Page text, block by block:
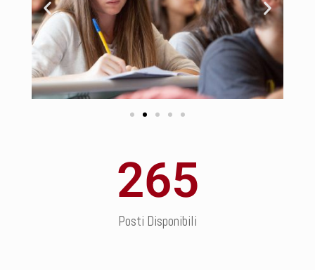
Posti Disponibili
265